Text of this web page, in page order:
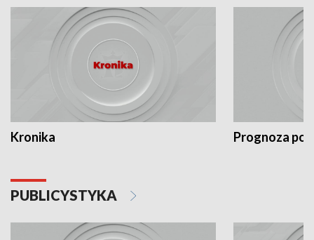
Kronika Prognoza
PUBLICYSTYKA